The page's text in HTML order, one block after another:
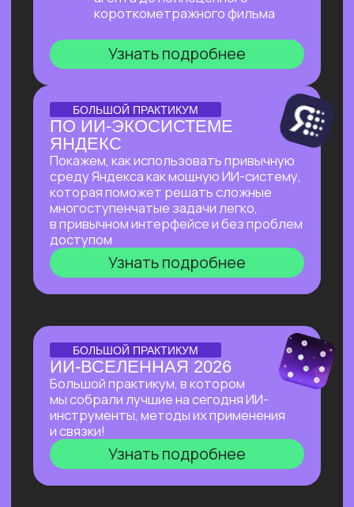
ПОДРАБОТКА НА ИИ
ДЛЯ КАЖДОГО
Разберем, на каких задачах можно
выстроить стабильную подработку
от 30 т.р. с помощью простых ИИ-
✔ Без технического бэкграунда
✔ Без смены профессии и опыта
во фрилансе
✔ Даже если есть всего 2 часа в день
Узнать подробнее
Старт в нейросетях— простое введение
в мир нейросетей. Основные принципы,
полезные рекомендации и советы по работе
с нейросетями для тех, кто делает первые
Нейросети 28
IT-профессии 16
Естественный интеллект 1
Высшее образование 2